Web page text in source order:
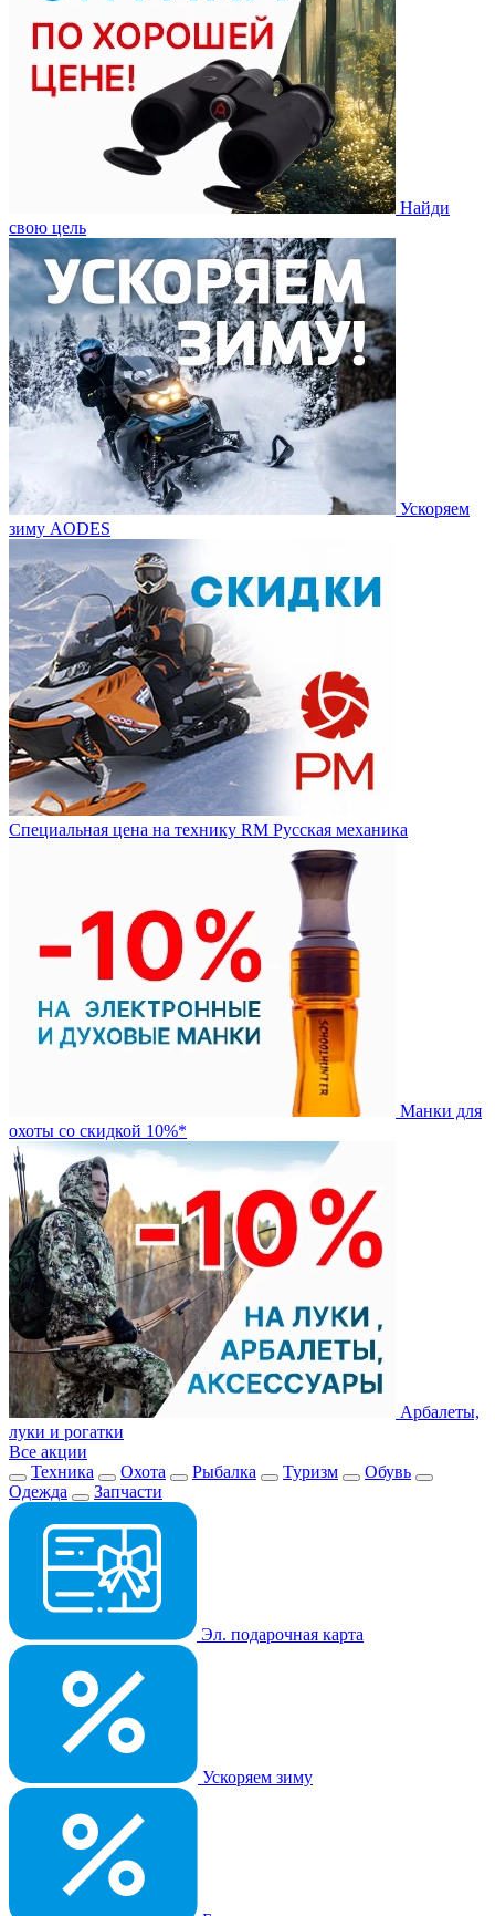
Найди
свою цель
Ускоряем
зиму AODES
Специальная цена на технику RM Русская механика
Манки для
охоты со скидкой 10%*
Арбалеты,
луки и рогатки
Все акции
Техника
Охота Рыбалка Туризм
Обувь
Одежда
Запчасти
Эл. подарочная карта
Ускоряем зиму